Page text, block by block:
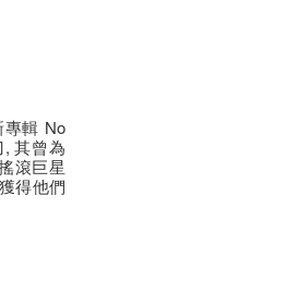
專輯 No
其曾為
滾巨星
得他們